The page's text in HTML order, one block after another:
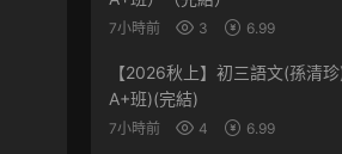
7小時前 3 6.99
【2026秋上】初三語文(孫清
A+班)(完結)
7小時前 4 6.99